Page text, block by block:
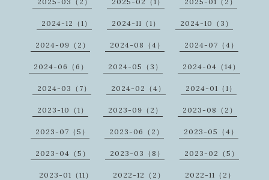
2024-12（1） 2024-11（1） 2024-10（3）
2024-09（2） 2024-08（4） 2024-07（4）
2024-06（6） 2024-05（3） 2024-04（14）
2024-03（7） 2024-02（4） 2024-01（1）
2023-10（1） 2023-09（2） 2023-08（2）
2023-07（5） 2023-06（2） 2023-05（4）
2023-04（5） 2023-03（8） 2023-02（5）
2023-01（11） 2022-12（2） 2022-11（2）